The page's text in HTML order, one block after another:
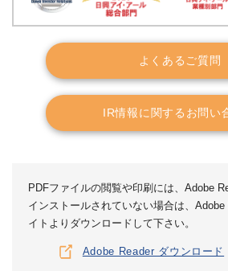
よくあるご質問
IR情報に関するお問い
PDFファイルの閲覧や印刷には、Adobe
インストールされていない場合は、
イトよりダウンロードして下さい。
Adobe Reader ダウンロード